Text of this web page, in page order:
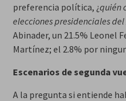
preferencia política, ¿quién
elecciones presidenciales del
Abinader, un 21.5% Leonel
Martínez; el 2.8% por
Escenarios de segunda
A la pregunta si entiende